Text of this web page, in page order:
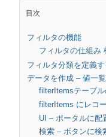
目次
フィルタの機能
フィルタの仕組み
フィルタ分類を定義
データを作成 – 値一
filterItemsテーブ
filterItems にレコ
UI – ポータルに配
検索 – ボタンに検